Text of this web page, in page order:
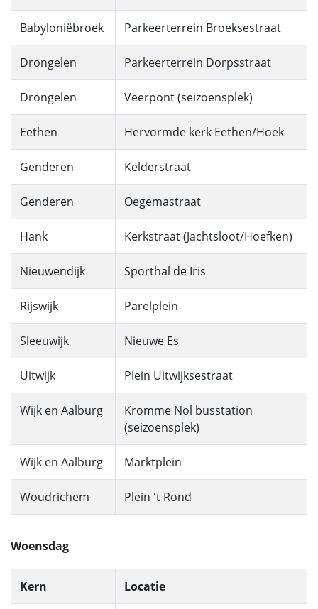
Babyloniëbroek Parkeerterrein Broeksestraat
Drongelen Parkeerterrein Dorpsstraat
Drongelen Veerpont (seizoensplek)
Eethen Hervormde kerk Eethen/Hoek
Genderen Kelderstraat
Genderen Oegemastraat
Hank Kerkstraat (Jachtsloot/Hoefken)
Nieuwendijk Sporthal de Iris
Rijswijk Parelplein
Sleeuwijk Nieuwe Es
Uitwijk Plein Uitwijksestraat
Wijk en Aalburg
Kromme Nol busstation
(seizoensplek)
Wijk en Aalburg Marktplein
Woudrichem Plein 't Rond
Woensdag
Kern Locatie